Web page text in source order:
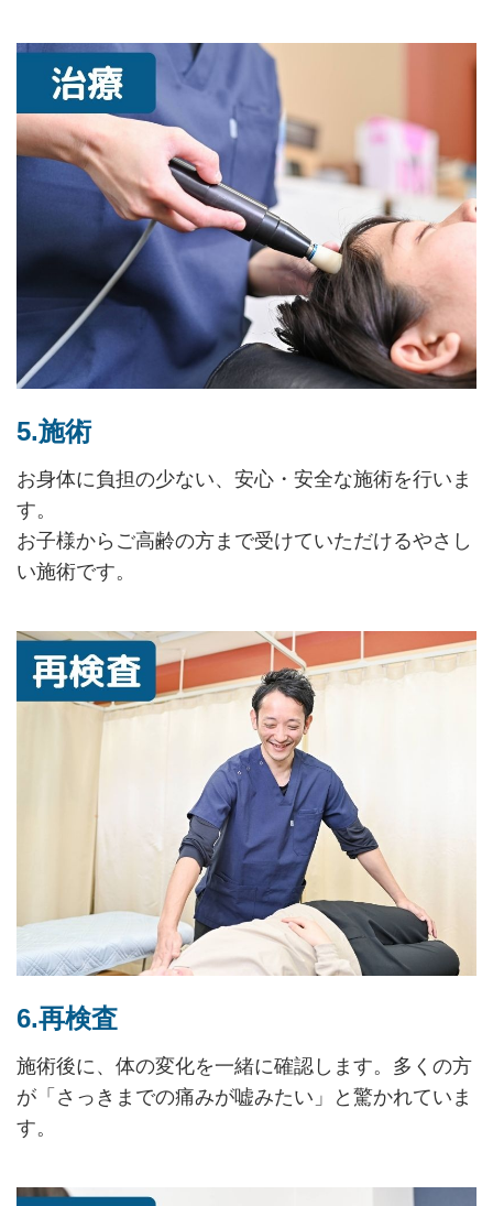
5.施術
お身体に負担の少ない、安心・安全な施術を行いま
す。
お子様からご高齢の方まで受けていただけるやさし
い施術です。
6.再検査
施術後に、体の変化を一緒に確認します。多くの方
が「さっきまでの痛みが嘘みたい」と驚かれていま
す。